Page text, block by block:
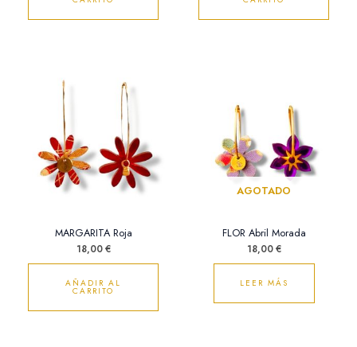
MARGARITA Roja
18,00€
AÑADIR AL
CARRITO
AGOTADO
FLOR Abril Morada
18,00€
LEER MÁS